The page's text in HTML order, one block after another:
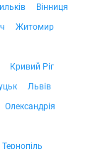
Вінниця
Житомир
Кривий Ріг
Львів
Олександрія
Тернопіль